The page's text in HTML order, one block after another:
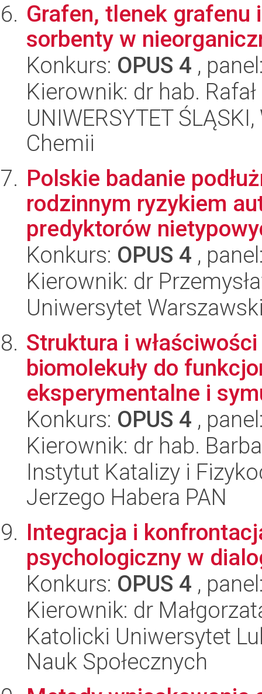
Grafen, tlenek grafenu
sorbenty w
Konkurs: OPUS 4 ,
Kierownik: dr hab.
UNIWERSYTET
Chemii
Polskie badanie
rodzinnym ryzykiem
predyktorów
Konkurs: OPUS 4 ,
Kierownik: dr
Uniwersytet
Struktura i
biomolekuły do
eksperymentalne i
Konkurs: OPUS 4 ,
Kierownik: dr hab.
Instytut Katalizy i
Jerzego Habera PAN
Integracja i
psychologiczny w
Konkurs: OPUS 4 ,
Kierownik: dr
Katolicki Uniwersytet
Nauk Społecznych